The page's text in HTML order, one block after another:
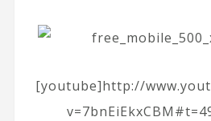
[youtube]http://